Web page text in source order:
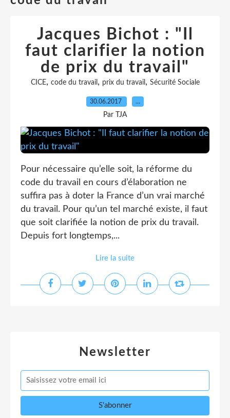
Jacques Bichot : "Il
faut clarifier la notion
de prix du travail"
CICE, code du travail, prix du travail, Sécurité Sociale
30.06.2017 …
Par TJA
Pour nécessaire qu’elle soit, la réforme du
code du travail en cours d’élaboration ne
suffira pas à doter la France d’un vrai marché
du travail. Pour qu’un tel marché existe, il faut
que soit clarifiée la notion de prix du travail.
Depuis fort longtemps,...
Lire la suite
Newsletter